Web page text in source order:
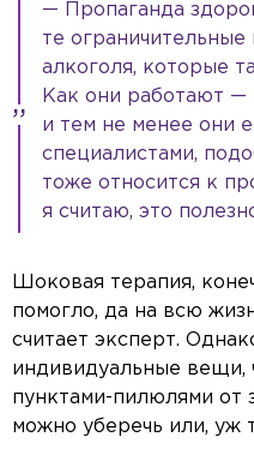
— Пропаганда
те
алкоголя, которые
Как они работают —
и тем не менее они
специалистами,
тоже относится к
я считаю, это
Шоковая терапия,
помогло, да на всю
считает эксперт.
индивидуальные вещи,
пунктами-пилюлями от
можно уберечь или, уж